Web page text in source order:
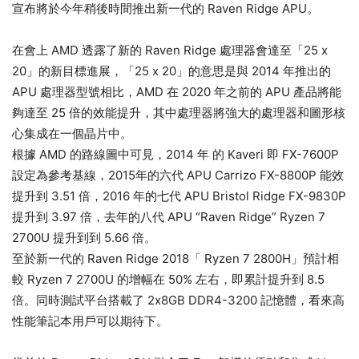
宣布將於今年稍後時間推出新一代的 Raven Ridge APU。
在會上 AMD 透露了新的 Raven Ridge 處理器會達至「25 x
20」的新目標進展，「25 x 20」的意思是與 2014 年推出的
APU 處理器型號相比，AMD 在 2020 年之前的 APU 產品將能
夠達至 25 倍的效能提升，其中處理器將強大的處理器和圖形核
心集成在一個晶片中。
根據 AMD 的路線圖中可見，2014 年 的 Kaveri 即 FX-7600P
設定為參考基線，2015年的六代 APU Carrizo FX-8800P 能效
提升到 3.51 倍，2016 年的七代 APU Bristol Ridge FX-9830P
提升到 3.97 倍，去年的八代 APU “Raven Ridge” Ryzen 7
2700U 提升到到 5.66 倍。
至於新一代的 Raven Ridge 2018「 Ryzen 7 2800H」預計相
較 Ryzen 7 2700U 的增幅在 50% 左右，即累計提升到 8.5
倍。同時測試平台搭載了 2x8GB DDR4-3200 記憶體，看來高
性能筆記本用戶可以期待下。